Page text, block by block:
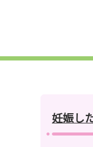
妊娠し